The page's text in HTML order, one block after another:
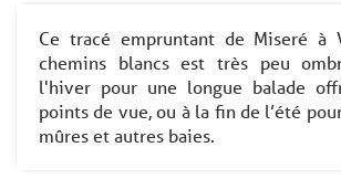
Ce tracé empruntant de Miseré à
chemins blancs est très peu
l'hiver pour une longue balade
points de vue, ou à la fin de l’été
mûres et autres baies.